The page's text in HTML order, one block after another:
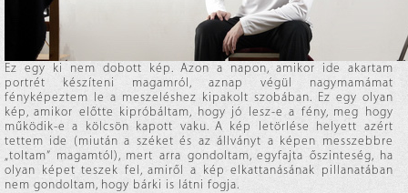
Ez egy ki nem dobott kép. Azon a napon, amikor ide akartam
portrét készíteni magamról, aznap végül nagymamámat
fényképeztem le a meszeléshez kipakolt szobában. Ez egy olyan
kép, amikor előtte kipróbáltam, hogy jó lesz-e a fény, meg hogy
működik-e a kölcsön kapott vaku. A kép letörlése helyett azért
tettem ide (miután a széket és az állványt a képen messzebbre
„toltam” magamtól), mert arra gondoltam, egyfajta őszinteség, ha
olyan képet teszek fel, amiről a kép elkattanásának pillanatában
nem gondoltam, hogy bárki is látni fogja.